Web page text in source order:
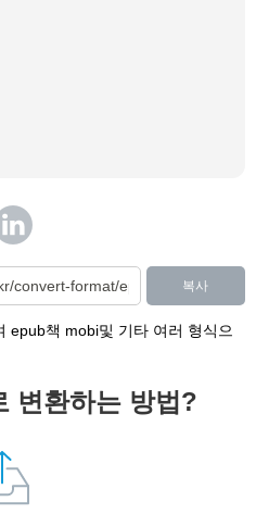
복사
epub책 mobi및 기타 여러 형식으
변환하는 방법?